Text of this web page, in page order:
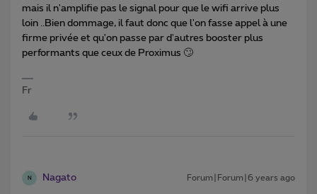
mais il n'amplifie pas le signal pour que le wifi arrive plus
loin ..Bien dommage, il faut donc que l'on fasse appel à une
firme privée et qu'on passe par d'autres booster plus
performants que ceux de Proximus 🙄
Fr
N Nagato Forum|Forum|6 years ago